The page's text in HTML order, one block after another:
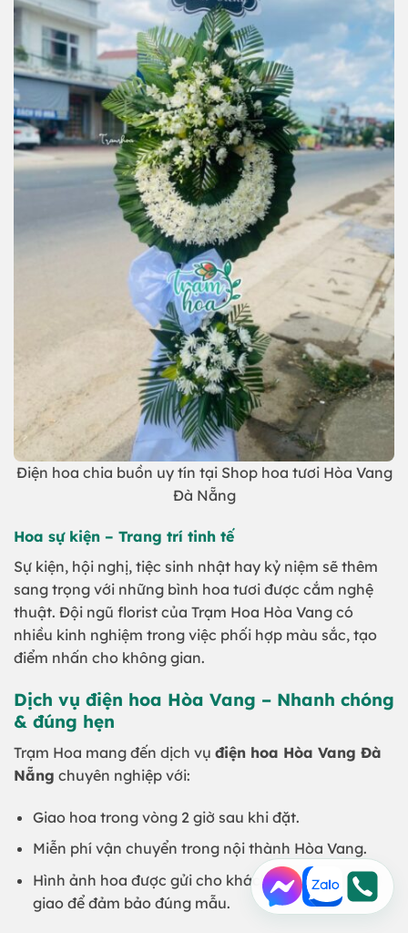
Điện hoa chia buồn uy tín tại Shop hoa tươi Hòa Vang
Đà Nẵng
Hoa sự kiện – Trang trí tinh tế
Sự kiện, hội nghị, tiệc sinh nhật hay kỷ niệm sẽ thêm
sang trọng với những bình hoa tươi được cắm nghệ
thuật. Đội ngũ florist của Trạm Hoa Hòa Vang có
nhiều kinh nghiệm trong việc phối hợp màu sắc, tạo
điểm nhấn cho không gian.
Dịch vụ điện hoa Hòa Vang – Nhanh chóng
& đúng hẹn
Trạm Hoa mang đến dịch vụ điện hoa Hòa Vang Đà
Nẵng chuyên nghiệp với:
Giao hoa trong vòng 2 giờ sau khi đặt.
Miễn phí vận chuyển trong nội thành Hòa Vang.
Hình ảnh hoa được gửi cho khách hàng trước khi
giao để đảm bảo đúng mẫu.